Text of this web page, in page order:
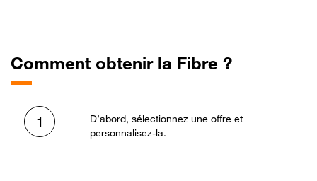
Comment obtenir la Fibre ?
1
D’abord, sélectionnez une offre et
personnalisez-la.